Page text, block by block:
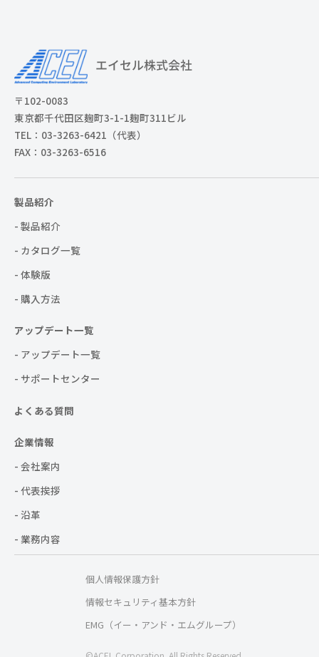
〒102-0083
東京都千代田区麹町3-1-1麹町311ビル
TEL：03-3263-6421（代表）
FAX：03-3263-6516
製品紹介
- 製品紹介
- カタログ一覧
- 体験版
- 購入方法
アップデート一覧
- アップデート一覧
- サポートセンター
よくある質問
企業情報
- 会社案内
- 代表挨拶
- 沿革
- 業務内容
個人情報保護方針
情報セキュリティ基本方針
EMG（イー・アンド・エムグループ）